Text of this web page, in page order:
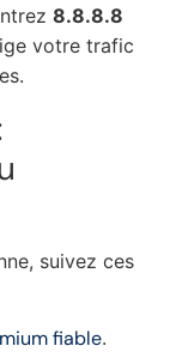
8.8.8.8
votre trafic
suivez ces
fiable.